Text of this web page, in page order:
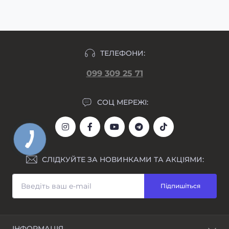
ТЕЛЕФОНИ:
099 309 25 71
СОЦ МЕРЕЖІ:
СЛІДКУЙТЕ ЗА НОВИНКАМИ ТА АКЦІЯМИ:
Підпишіться